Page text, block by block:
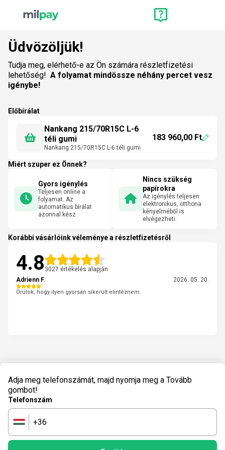
Üdvözöljük!
Tudja meg, elérhető-e az Ön számára részletfizetési
lehetőség! A folyamat mindössze néhány percet vesz
igénybe!
Előbírálat
Nankang 215/70R15C L-6
téli gumi
Nankang 215/70R15C L-6 téli gumi
183 960,00 Ft
Miért szuper ez Önnek?
Gyors igénylés
Teljesen online a
folyamat. Az
automatikus bírálat
azonnal kész.
Nincs szükség
papírokra
Az igénylés teljesen
elektronikus, otthona
kényelméből is
elvégezheti.
Korábbi vásárlóink véleménye a részletfizetésről
4.8 3027 értékelés alapján
Adrienn F.
2026. 05. 20.
Örülök, hogy ilyen gyorsan sikerült elintéznem.
Adja meg telefonszámát, majd nyomja meg a Tovább
gombot!
Telefonszám
🇭🇺 +36